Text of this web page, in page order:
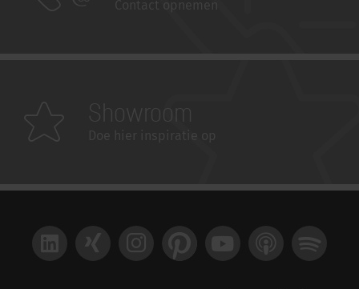
Pinterest